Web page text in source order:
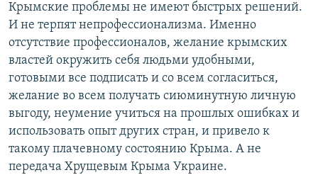
Крымские проблемы не имеют быстрых решений.
И не терпят непрофессионализма. Именно
отсутствие профессионалов, желание крымских
властей окружить себя людьми удобными,
готовыми все подписать и со всем согласиться,
желание во всем получать сиюминутную личную
выгоду, неумение учиться на прошлых ошибках и
использовать опыт других стран, и привело к
такому плачевному состоянию Крыма. А не
передача Хрущевым Крыма Украине.